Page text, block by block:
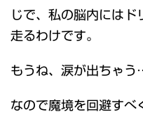
じで、私の脳内にはド
走るわけです。
もうね、涙が出ちゃう
なので魔境を回避すべ